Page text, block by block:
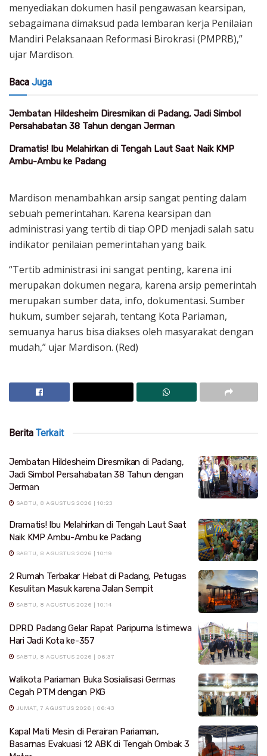
menyediakan dokumen hasil pengawasan kearsipan,
sebagaimana dimaksud pada lembaran kerja Penilaian
Mandiri Pelaksanaan Reformasi Birokrasi (PMPRB),”
ujar Mardison.
Baca Juga
Jembatan Hildesheim Diresmikan di Padang, Jadi Simbol
Persahabatan 38 Tahun dengan Jerman
Dramatis! Ibu Melahirkan di Tengah Laut Saat Naik KMP
Ambu-Ambu ke Padang
Mardison menambahkan arsip sangat penting dalam
sebuah pemerintahan. Karena kearsipan dan
administrasi yang tertib di tiap OPD menjadi salah satu
indikator penilaian pemerintahan yang baik.
“Tertib administrasi ini sangat penting, karena ini
merupakan dokumen negara, karena arsip pemerintah
merupakan sumber data, info, dokumentasi. Sumber
hukum, sumber sejarah, tentang Kota Pariaman,
semuanya harus bisa diakses oleh masyarakat dengan
mudah,” ujar Mardison. (Red)
Berita Terkait
Jembatan Hildesheim Diresmikan di Padang,
Jadi Simbol Persahabatan 38 Tahun dengan
Jerman
SABTU, 8 AGUSTUS 2026 | 10:23
Dramatis! Ibu Melahirkan di Tengah Laut Saat
Naik KMP Ambu-Ambu ke Padang
SABTU, 8 AGUSTUS 2026 | 10:19
2 Rumah Terbakar Hebat di Padang, Petugas
Kesulitan Masuk karena Jalan Sempit
SABTU, 8 AGUSTUS 2026 | 10:14
DPRD Padang Gelar Rapat Paripurna Istimewa
Hari Jadi Kota ke-357
SABTU, 8 AGUSTUS 2026 | 06:37
Walikota Pariaman Buka Sosialisasi Germas
Cegah PTM dengan PKG
JUMAT, 7 AGUSTUS 2026 | 06:43
Kapal Mati Mesin di Perairan Pariaman,
Basarnas Evakuasi 12 ABK di Tengah Ombak 3